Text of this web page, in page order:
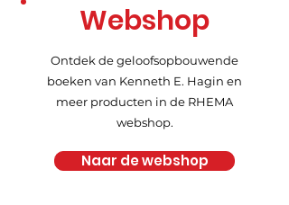
Webshop
Ontdek de geloofsopbouwende
boeken van Kenneth E. Hagin en
meer producten in de RHEMA
webshop.
Naar de webshop